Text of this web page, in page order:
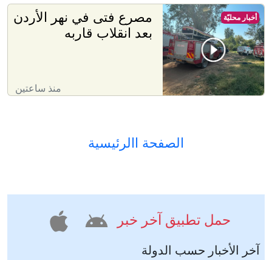
مصرع فتى في نهر الأردن
بعد انقلاب قاربه
منذ ساعتين
أخبار محليّة
الصفحة االرئيسية
حمل تطبيق آخر خبر
آخر الأخبار حسب الدولة